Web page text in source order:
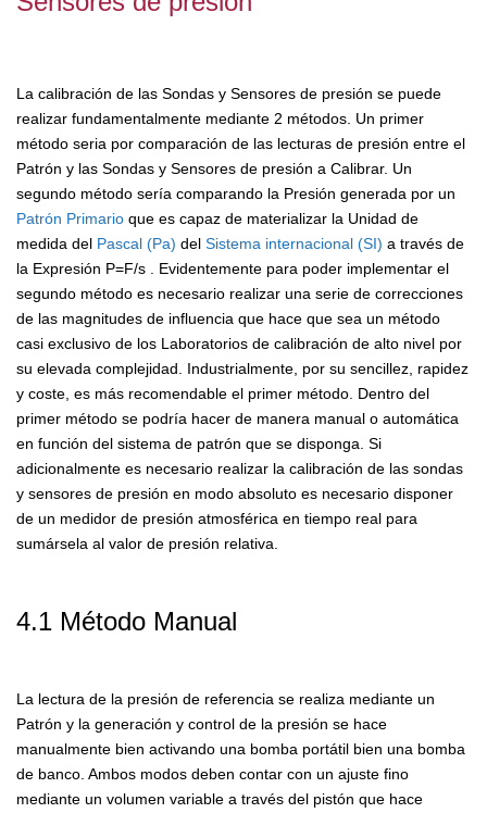
La calibración de las Sondas y Sensores de presión se puede
realizar fundamentalmente mediante 2 métodos. Un primer
método seria por comparación de las lecturas de presión entre el
Patrón y las Sondas y Sensores de presión a Calibrar. Un
segundo método sería comparando la Presión generada por un
Patrón Primario que es capaz de materializar la Unidad de
medida del Pascal (Pa) del Sistema internacional (SI) a través de
la Expresión P=F/s . Evidentemente para poder implementar el
segundo método es necesario realizar una serie de correcciones
de las magnitudes de influencia que hace que sea un método
casi exclusivo de los Laboratorios de calibración de alto nivel por
su elevada complejidad. Industrialmente, por su sencillez, rapidez
y coste, es más recomendable el primer método. Dentro del
primer método se podría hacer de manera manual o automática
en función del sistema de patrón que se disponga. Si
adicionalmente es necesario realizar la calibración de las sondas
y sensores de presión en modo absoluto es necesario disponer
de un medidor de presión atmosférica en tiempo real para
sumársela al valor de presión relativa.
4.1 Método Manual
La lectura de la presión de referencia se realiza mediante un
Patrón y la generación y control de la presión se hace
manualmente bien activando una bomba portátil bien una bomba
de banco. Ambos modos deben contar con un ajuste fino
mediante un volumen variable a través del pistón que hace